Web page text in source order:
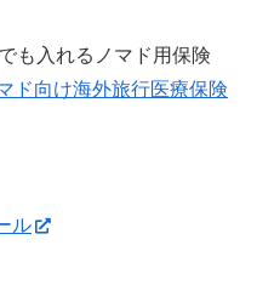
も入れるノマド用保険
ド向け海外旅行医療保険
ル